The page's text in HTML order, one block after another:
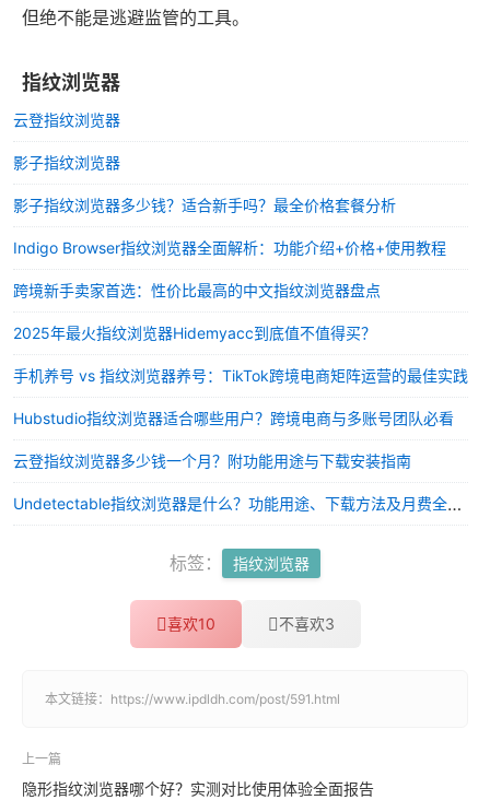
但绝不能是逃避监管的工具。
指纹浏览器
云登指纹浏览器
影子指纹浏览器
影子指纹浏览器多少钱？适合新手吗？最全价格套餐分析
Indigo Browser指纹浏览器全面解析：功能介绍+价格+使用教程
跨境新手卖家首选：性价比最高的中文指纹浏览器盘点
2025年最火指纹浏览器Hidemyacc到底值不值得买？
手机养号 vs 指纹浏览器养号：TikTok跨境电商矩阵运营的最佳实践
Hubstudio指纹浏览器适合哪些用户？跨境电商与多账号团队必看
云登指纹浏览器多少钱一个月？附功能用途与下载安装指南
Undetectable指纹浏览器是什么？功能用途、下载方法及月费全解析
标签： 指纹浏览器
喜欢10 不喜欢3
本文链接： https://www.ipdldh.com/post/591.html
上一篇
隐形指纹浏览器哪个好？实测对比使用体验全面报告